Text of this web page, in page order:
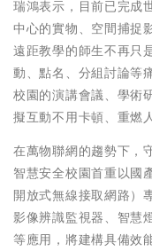
瑞鴻表示，目前已完成
中心的實物、空間捕捉
遠距教學的師生不再只
動、點名、分組討論等
校園的演講會議、學術
擬互動不用卡頓、重燃
在萬物聯網的趨勢下，
智慧安全校園首重以國
開放式無線接取網路）
影像辨識監視器、智慧
等應用，將建構具備效